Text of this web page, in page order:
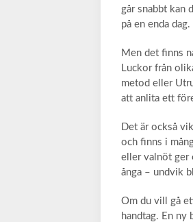
går snabbt kan
på en enda dag.
Men det finns
Luckor från
metod eller
att anlita ett
Det är också
och finns i
eller valnöt ger
ånga – undvik
Om du vill gå
handtag. En